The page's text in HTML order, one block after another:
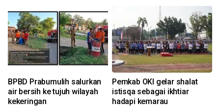
BPBD Prabumulih salurkan
air bersih ke tujuh wilayah
kekeringan
Pemkab OKI gelar shalat
istisqa sebagai ikhtiar
hadapi kemarau